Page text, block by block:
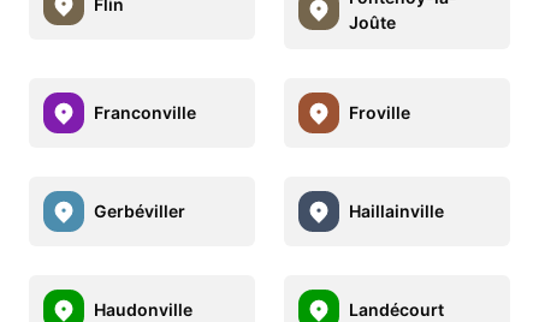
Flin
Joûte
Franconville Froville
Gerbéviller Haillainville
Haudonville Landécourt